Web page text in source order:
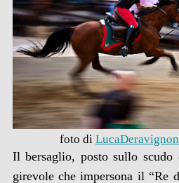
foto di
Il bersaglio, posto sullo
girevole che impersona il “Re